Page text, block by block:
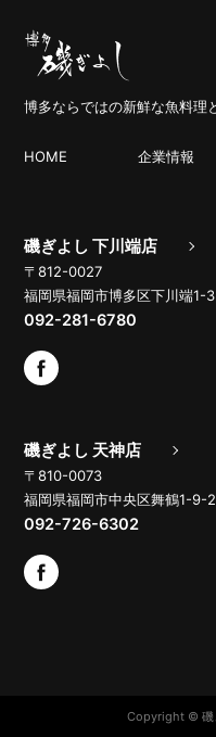
博多ならではの新鮮な魚料理
HOME 企業情報
磯ぎよし 下川端店
〒812-0027
福岡県福岡市博多区下川端1-
092-281-6780
磯ぎよし 天神店
〒810-0073
福岡県福岡市中央区舞鶴1-9-
092-726-6302
Copyright © 磯